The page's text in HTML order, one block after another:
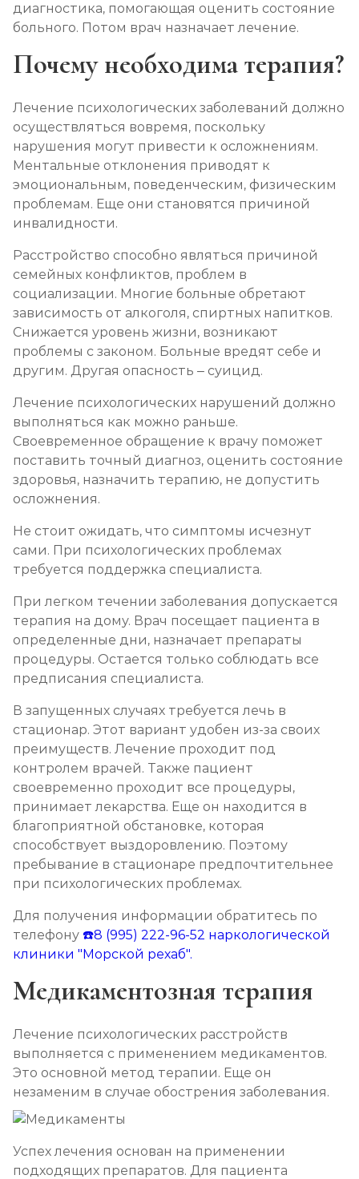
диагностика, помогающая оценить состояние
больного. Потом врач назначает лечение.
Почему необходима терапия?
Лечение психологических заболеваний должно
осуществляться вовремя, поскольку
нарушения могут привести к осложнениям.
Ментальные отклонения приводят к
эмоциональным, поведенческим, физическим
проблемам. Еще они становятся причиной
инвалидности.
Расстройство способно являться причиной
семейных конфликтов, проблем в
социализации. Многие больные обретают
зависимость от алкоголя, спиртных напитков.
Снижается уровень жизни, возникают
проблемы с законом. Больные вредят себе и
другим. Другая опасность – суицид.
Лечение психологических нарушений должно
выполняться как можно раньше.
Своевременное обращение к врачу поможет
поставить точный диагноз, оценить состояние
здоровья, назначить терапию, не допустить
осложнения.
Не стоит ожидать, что симптомы исчезнут
сами. При психологических проблемах
требуется поддержка специалиста.
При легком течении заболевания допускается
терапия на дому. Врач посещает пациента в
определенные дни, назначает препараты
процедуры. Остается только соблюдать все
предписания специалиста.
В запущенных случаях требуется лечь в
стационар. Этот вариант удобен из-за своих
преимуществ. Лечение проходит под
контролем врачей. Также пациент
своевременно проходит все процедуры,
принимает лекарства. Еще он находится в
благоприятной обстановке, которая
способствует выздоровлению. Поэтому
пребывание в стационаре предпочтительнее
при психологических проблемах.
Для получения информации обратитесь по
телефону ☎️8 (995) 222-96-52 наркологической
клиники "Морской рехаб".
Медикаментозная терапия
Лечение психологических расстройств
выполняется с применением медикаментов.
Это основной метод терапии. Еще он
незаменим в случае обострения заболевания.
Успех лечения основан на применении
подходящих препаратов. Для пациента